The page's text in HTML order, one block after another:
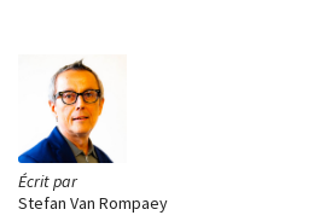
Écrit par
Stefan Van Rompaey